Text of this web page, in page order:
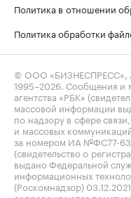
Политика в отношении
Политика обработки
© ООО «БИЗНЕСПРЕСС»,
1995–2026 . Сообщения
агентства «РБК»
массовой информации
по надзору в сфере
и массовых
за номером ИА №ФС77-
(свидетельство о
выдано Федеральной
информационных
(Роскомнадзор)